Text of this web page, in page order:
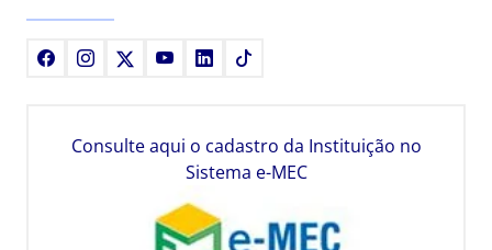
FacebookInstagram YoutubeLinkedIn
Consulte aqui o cadastro da Instituição no
Sistema e-MEC